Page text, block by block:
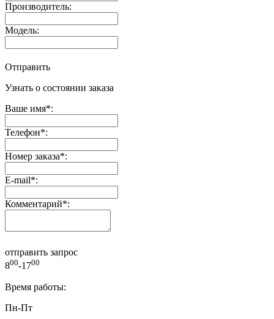
Производитель:
Модель:
Отправить
Узнать о состоянии заказа
Ваше имя*:
Телефон*:
Номер заказа*:
E-mail*:
Комментарий*:
отправить запрос
800-1700
Время работы:
Пн-Пт